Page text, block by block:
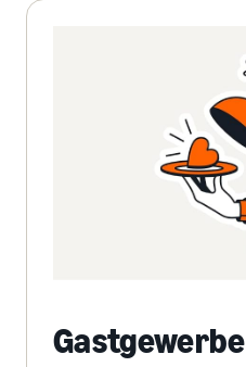
Gastgewerbe